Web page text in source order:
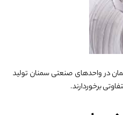
در واحدهای صنعتی سمنان تولید
برخوردارند.
0%